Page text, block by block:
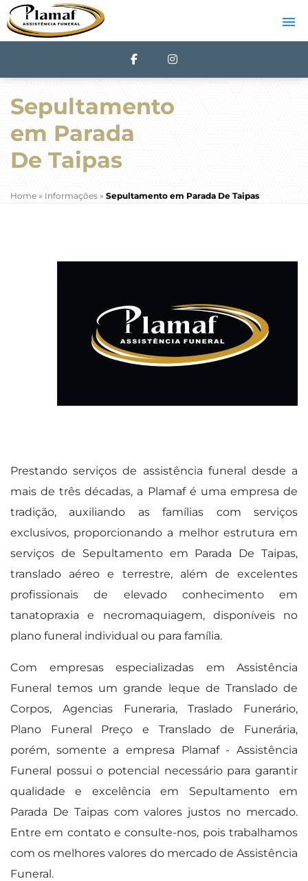
Sepultamento
em Parada
De Taipas
Home » Informações » Sepultamento em Parada De Taipas
Prestando serviços de assistência funeral desde a
mais de três décadas, a Plamaf é uma empresa de
tradição, auxiliando as famílias com serviços
exclusivos, proporcionando a melhor estrutura em
serviços de Sepultamento em Parada De Taipas,
translado aéreo e terrestre, além de excelentes
profissionais de elevado conhecimento em
tanatopraxia e necromaquiagem, disponíveis no
plano funeral individual ou para família.
Com empresas especializadas em Assistência
Funeral temos um grande leque de Translado de
Corpos, Agencias Funeraria, Traslado Funerário,
Plano Funeral Preço e Translado de Funerária,
porém, somente a empresa Plamaf - Assistência
Funeral possui o potencial necessário para garantir
qualidade e excelência em Sepultamento em
Parada De Taipas com valores justos no mercado.
Entre em contato e consulte-nos, pois trabalhamos
com os melhores valores do mercado de Assistência
Funeral.